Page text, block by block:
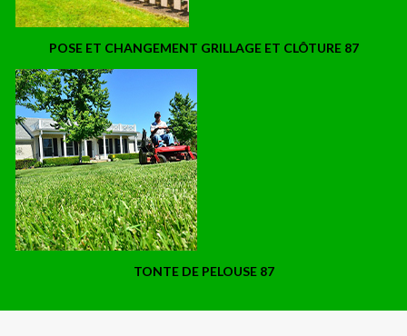
POSE ET CHANGEMENT GRILLAGE ET CLÔTURE 87
TONTE DE PELOUSE 87